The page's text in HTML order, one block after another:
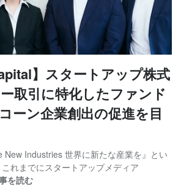
】スタートアップ株式
取引に特化したファンド
ーン企業創出の促進を目
New Industries 世界に新たな産業を』とい
れまでにスタートアップメディア
を読む